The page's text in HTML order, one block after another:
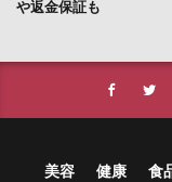
や返金保証も
美容 健康 食